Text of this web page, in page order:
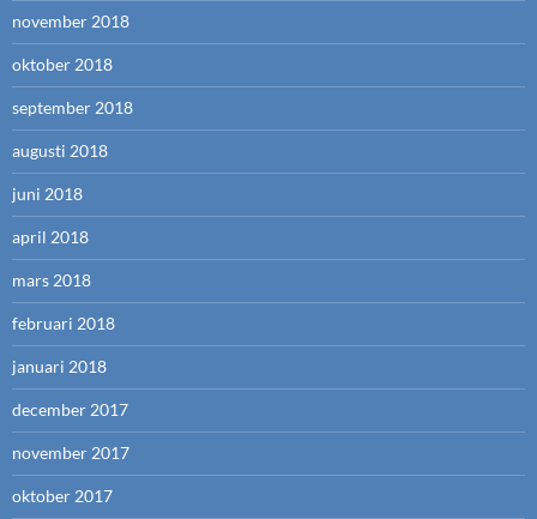
november 2018
oktober 2018
september 2018
augusti 2018
juni 2018
april 2018
mars 2018
februari 2018
januari 2018
december 2017
november 2017
oktober 2017